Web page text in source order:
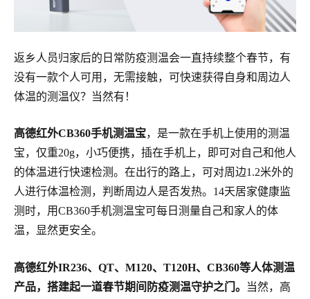
返乡人员归家后的日常防疫测温会一直持续整个春节，有
没有一款个人可用，无需接触，可快速获得自身和周边人
体温的测温仪？当然有！
高德红外CB360手机测温宝，是一款在手机上使用的测温
宝，仅重20g，小巧便携，插在手机上，即可对自己和他人
的体温进行快速检测。在出行的路上，可对周边1.2米外的
人进行体温检测，判断周边人是否发热。14天居家健康监
测时，用CB360手机测温宝可每日测量自己和家人的体
温，显然更安全。
高德红外IR236、QT、M120、T120H、CB360等人体测温
产品，搭建起一道春节期间防疫测温守护之门。
当然，高